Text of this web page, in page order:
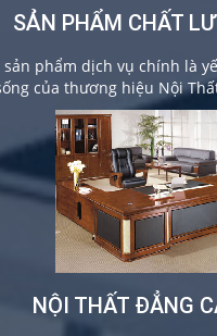
SẢN PHẨM CHẤT
phẩm dịch vụ chính là
của thương hiệu Nội
NỘI THẤT ĐẲNG